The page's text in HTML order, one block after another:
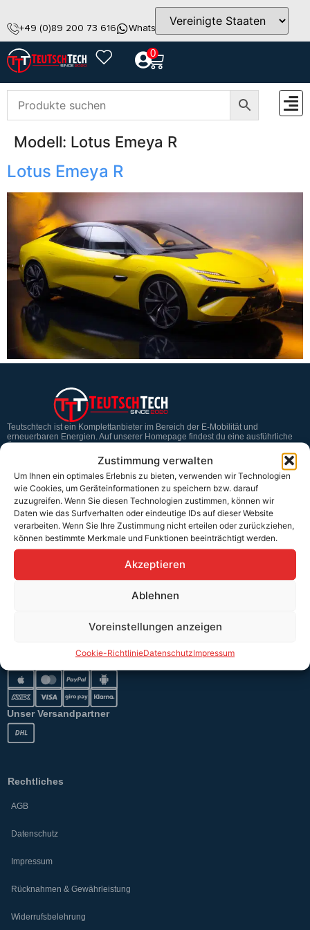
Zustimmung verwalten
Um Ihnen ein optimales Erlebnis zu bieten, verwenden wir Technologien
wie Cookies, um Geräteinformationen zu speichern bzw. darauf
zuzugreifen. Wenn Sie diesen Technologien zustimmen, können wir
Daten wie das Surfverhalten oder eindeutige IDs auf dieser Website
verarbeiten. Wenn Sie Ihre Zustimmung nicht erteilen oder zurückziehen,
können bestimmte Merkmale und Funktionen beeinträchtigt werden.
Akzeptieren
Ablehnen
Voreinstellungen anzeigen
Cookie-RichtlinieDatenschutzImpressum
+49 (0)89 200 73 616 WhatsApp info@teutschtech.com
0
Modell: Lotus Emeya R
Lotus Emeya R
Teutschtech ist ein Komplettanbieter im Bereich der E-Mobilität und
erneuerbaren Energien. Auf unserer Homepage findest du eine ausführliche
Service & Hilfe
Kontakt
Widerrufsbelehrung
Rücknahmen & Gewährleistung
Sicher bezahlen
Unser Versandpartner
Rechtliches
AGB
Datenschutz
Impressum
Rücknahmen & Gewährleistung
Widerrufsbelehrung